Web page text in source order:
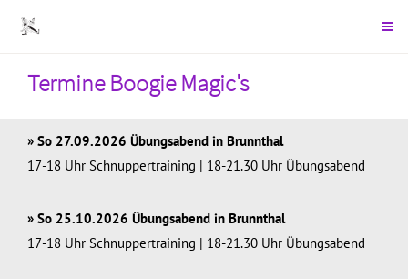
Termine Boogie Magic's
» So 27.09.2026 Übungsabend in Brunnthal
17-18 Uhr Schnuppertraining | 18-21.30 Uhr Übungsabend
» So 25.10.2026 Übungsabend in Brunnthal
17-18 Uhr Schnuppertraining | 18-21.30 Uhr Übungsabend